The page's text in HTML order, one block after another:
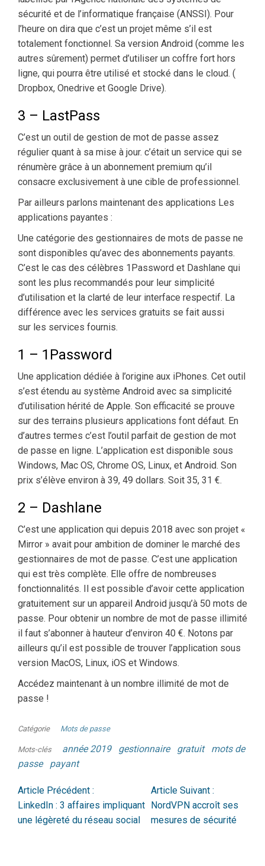
sécurité et de l’informatique française (ANSSI). Pour
l’heure on dira que c’est un projet même s’il est
totalement fonctionnel. Sa version Android (comme les
autres sûrement) permet d’utiliser un coffre fort hors
ligne, qui pourra être utilisé et stocké dans le cloud. (
Dropbox, Onedrive et Google Drive).
3 – LastPass
C’est un outil de gestion de mot de passe assez
régulier quant à sa mise à jour. c’était un service qui se
rénumère grâce à un abonnement premium qu’il
consacre exclusivement à une cible de professionnel.
Par ailleurs parlons maintenant des applications Les
applications payantes :
Une catégorie des gestionnaires de mots de passe ne
sont disponibles qu’avec des abonnements payants.
C’est le cas des célèbres 1Password et Dashlane qui
sont les plus recommandés pour leur simplicité
d’utilisation et la clarté de leur interface respectif. La
différence avec les services gratuits se fait aussi
sur les services fournis.
1 – 1Password
Une application dédiée à l’origine aux iPhones. Cet outil
s’est étendu au système Android avec sa simplicité
d’utilisation hérité de Apple. Son efficacité se prouve
sur des terrains plusieurs applications font défaut. En
d’autres termes c’est l’outil parfait de gestion de mot
de passe en ligne. L’application est disponible sous
Windows, Mac OS, Chrome OS, Linux, et Android. Son
prix s’élève environ à 39, 49 dollars. Soit 35, 31 €.
2 – Dashlane
C’est une application qui depuis 2018 avec son projet «
Mirror » avait pour ambition de dominer le marché des
gestionnaires de mot de passe. C’est une application
qui est très complète. Elle offre de nombreuses
fonctionnalités. Il est possible d’avoir cette application
gratuitement sur un appareil Android jusqu’à 50 mots de
passe. Pour obtenir un nombre de mot de passe illimité
il faut s’abonner à hauteur d’environ 40 €. Notons par
ailleurs qu’il est possible de trouver l’application sous
version MacOS, Linux, iOS et Windows.
Accédez maintenant à un nombre illimité de mot de
passe !
Catégorie Mots de passe
Mots-clés année 2019 gestionnaire gratuit
mots de
passe
payant
Article Précédent :
LinkedIn : 3 affaires impliquant
une légèreté du réseau social
Article Suivant :
NordVPN accroît ses
mesures de sécurité